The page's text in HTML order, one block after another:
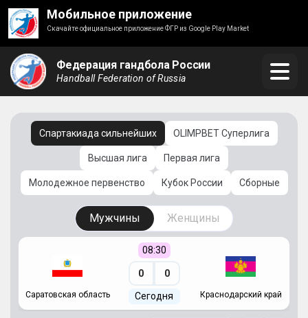
Мобильное приложение
Скачайте официальное приложение ФГР из Google Play Market
Федерация гандбола России
Handball Federation of Russia
Спартакиада сильнейших OLIMPBET Суперлига
Высшая лига Первая лига
Молодежное первенство Кубок России Сборные
Мужчины Женщины
Саратовская область
08:30
0 0
Сегодня Краснодарский край